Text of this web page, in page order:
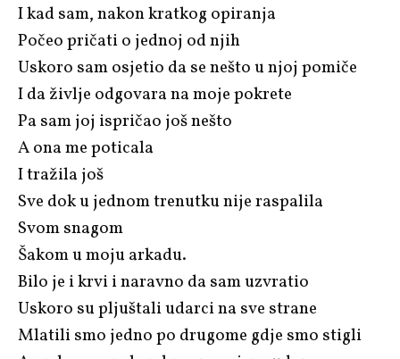
I kad sam, nakon kratkog opiranja
Počeo pričati o jednoj od njih
Uskoro sam osjetio da se nešto u njoj pomiče
I da življe odgovara na moje pokrete
Pa sam joj ispričao još nešto
A ona me poticala
I tražila još
Sve dok u jednom trenutku nije raspalila
Svom snagom
Šakom u moju arkadu.
Bilo je i krvi i naravno da sam uzvratio
Uskoro su pljuštali udarci na sve strane
Mlatili smo jedno po drugome gdje smo stigli